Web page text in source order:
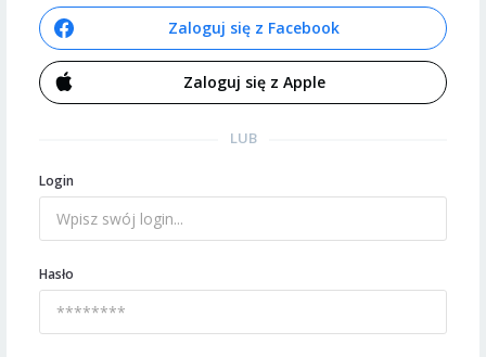
Zaloguj się z Facebook
Zaloguj się z Apple
LUB
Login
Hasło